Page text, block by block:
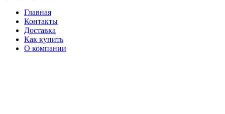
Главная
Контакты
Доставка
Как купить
О компании